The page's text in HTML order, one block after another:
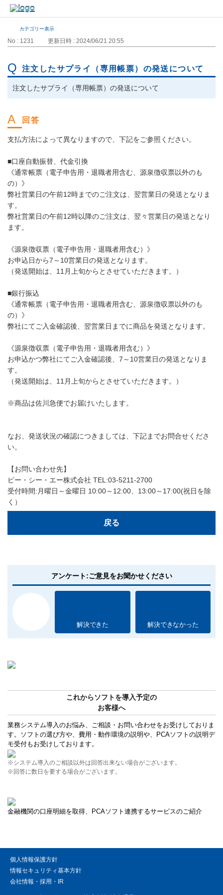
カテゴリー表示
No : 1231 更新日時 : 2024/06/21 20:55
注文したサプライ（専用帳票）の発送について
注文したサプライ（専用帳票）の発送について
支払方法によって異なりますので、下記をご参照ください。
■口座自動振替、代金引換
《通常帳票（電子申告用・退職者用含む、源泉徴収票以外のも
の）》
弊社営業日の午前12時までのご注文は、翌営業日の発送となりま
す。
弊社営業日の午前12時以降のご注文は、翌々営業日の発送となり
ます。
《源泉徴収票（電子申告用・退職者用含む）》
お申込日から7～10営業日の発送となります。
（発送開始は、11月上旬からとさせていただきます。）
■銀行振込
《通常帳票（電子申告用・退職者用含む、源泉徴収票以外のも
の）》
弊社にてご入金確認後、翌営業日までに商品を発送となります。
《源泉徴収票（電子申告用・退職者用含む）》
お申込かつ弊社にてご入金確認後、7～10営業日の発送となりま
す。
（発送開始は、11月上旬からとさせていただきます。）
※商品は佐川急便でお届けいたします。
なお、発送状況の確認につきましては、下記までお問合せくださ
い。
【お問い合わせ先】
ピー・シー・エー株式会社 TEL:03-5211-2700
受付時間:月曜日～金曜日 10:00～12:00、13:00～17:00(祝日を除
く）
戻る
アンケート:ご意見をお聞かせください
解決できた 解決できなかった
これからソフトを導入予定の
お客様へ
業務システム導入のお悩み、ご相談・お問い合わせをお受けしておりま
す。ソフトの選び方や、費用・動作環境の説明や、PCAソフトの説明デ
モ受付もお受けしております。
※システム導入のご相談以外は回答出来ない場合がございます。
※回答に数日を要する場合がございます。
金融機関の口座明細を取得、PCAソフト連携するサービスのご紹介
個人情報保護方針
情報セキュリティ基本方針
会社情報・採用・IR